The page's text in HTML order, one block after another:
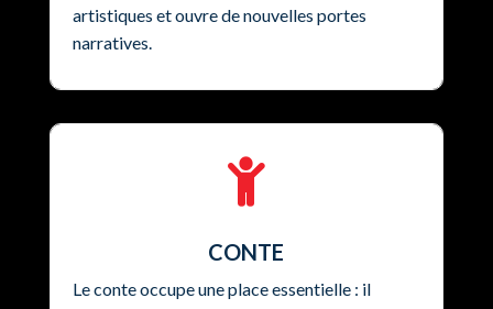
artistiques et ouvre de nouvelles portes
narratives.

CONTE
Le conte occupe une place essentielle : il